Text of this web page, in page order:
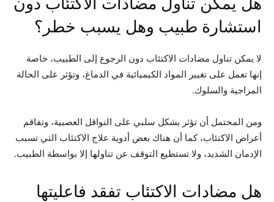
استشارة طبيب وهل يسبب خطر؟
لا يمكن تناول مضادات الاكتئاب دون الرجوع إلى الطبيب، خاصة
إنها تعمل على تغيير المواد الكيميائية في الدماغ، وتؤثر على الحالة
المزاجية والسلوك.
ومن المحتمل أن تؤثر بشكل سلبي على النواقل العصبية، وتفاقم
أعراض الاكتئاب، كما أن هناك بعض أدوية علاج الاكتئاب التي تسبب
الإدمان الشديد، ولا تستطيع التوقف عن تناولها إلا بواسطة الطبيب.
هل مضادات الاكتئاب تفقد فاعليتها